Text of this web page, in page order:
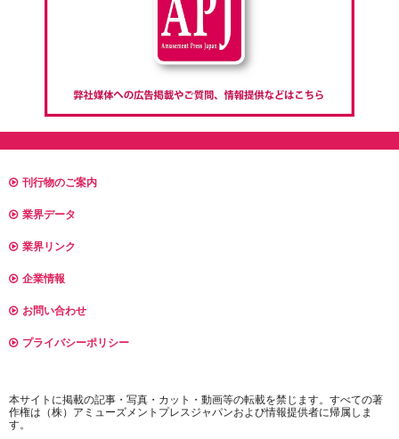
刊行物のご案内
業界データ
業界リンク
企業情報
お問い合わせ
プライバシーポリシー
本サイトに掲載の記事・写真・カット・動画等の転載を禁じます。すべての著
作権は（株）アミューズメントプレスジャパンおよび情報提供者に帰属しま
す。